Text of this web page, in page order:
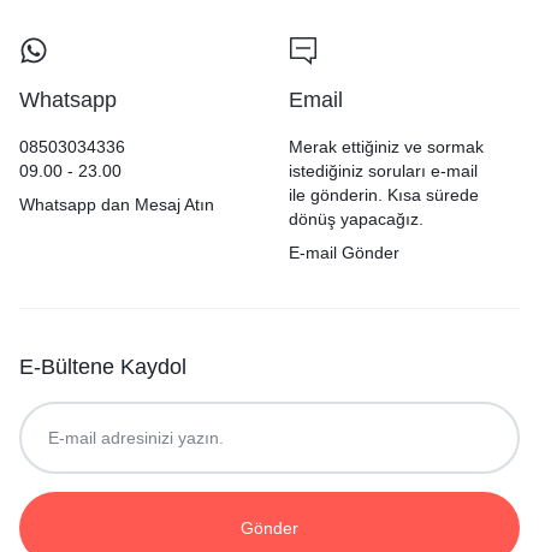
Whatsapp
08503034336
09.00 - 23.00
Whatsapp dan Mesaj Atın
Email
Merak ettiğiniz ve sormak
istediğiniz soruları e-mail
ile gönderin. Kısa sürede
dönüş yapacağız.
E-mail Gönder
E-Bültene Kaydol